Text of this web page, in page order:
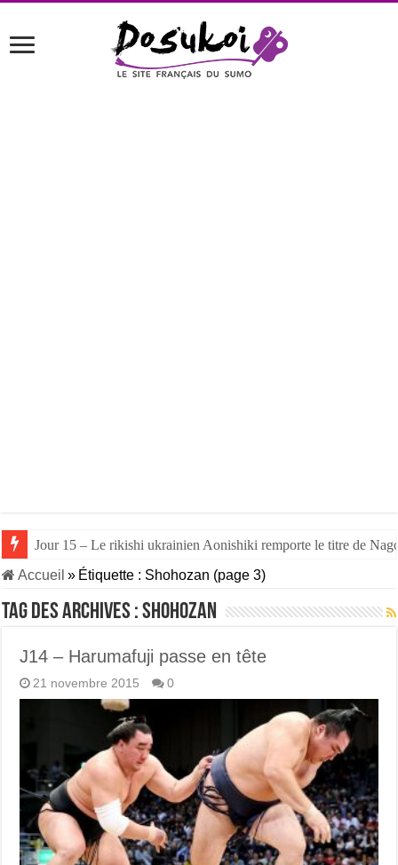
Jour 15 – Le rikishi ukrainien Aonishiki remporte le titre de
Accueil » Étiquette : Shohozan (page 3)
Tag des archives :Shohozan
J14 – Harumafuji passe en tête
21 novembre 2015 0